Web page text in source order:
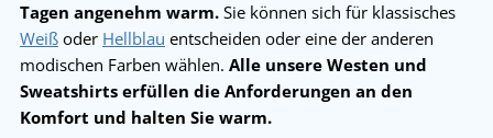
Tagen angenehm warm. Sie können sich für klassisches
Weiß oder Hellblau entscheiden oder eine der anderen
modischen Farben wählen. Alle unsere Westen und
Sweatshirts erfüllen die Anforderungen an den
Komfort und halten Sie warm.